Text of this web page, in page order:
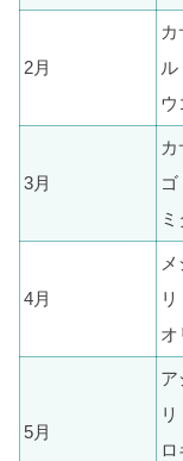
2月
ウ
3月
4月
オ
5月
ア
ロ